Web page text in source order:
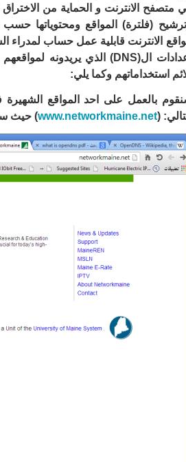
متصفح الانترنت و الحماية من
(فلترة) المواقع ومحتوياتها
الانترنت قابلية عمل حساب لمدراء
ال(DNS) الذي يريدونه
استخداماتهم وكما يلي:
بالعمل على احد المواقع
(
www.networkmaine.net) حيث